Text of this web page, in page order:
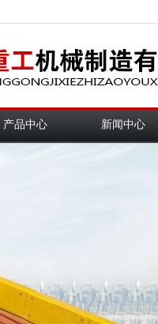
产品中心 新闻中心